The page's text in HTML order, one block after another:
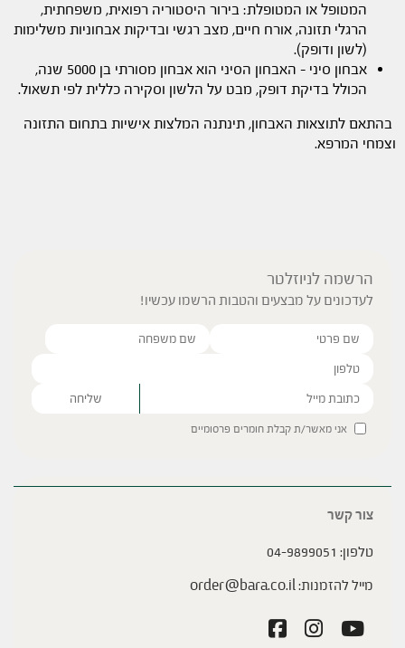
המטופל או המטופלת: בירור היסטוריה רפואית, משפחתית,
הרגלי תזונה, אורח חיים, מצב רגשי ובדיקות אבחוניות משלימות
(לשון ודופק).
אבחון סיני – האבחון הסיני הוא אבחון מסורתי בן 5000 שנה,
הכולל בדיקת דופק, מבט על הלשון וסקירה כללית לפי תשאול.
בהתאם לתוצאות האבחון, תינתנה המלצות אישיות בתחום התזונה
וצמחי המרפא.
הרשמה לניוזלטר
לעדכונים על מבצעים והטבות הרשמו עכשיו!
Please leave this field empty.
אני מאשר/ת קבלת חומרים פרסומיים
צור קשר
טלפון: 04-9899051
מייל להזמנות:order@bara.co.il